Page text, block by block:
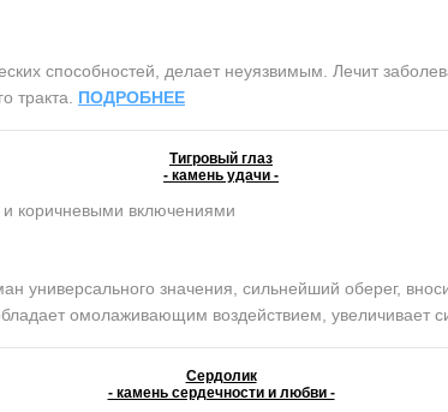
способностей, делает неуязвимым. Лечит
тракта. ПОДРОБНЕЕ
Тигровый глаз
- камень удачи -
коричневыми включениями
универсального значения, сильнейший оберег,
омолаживающим воздействием, увеличивает
Сердолик
- камень сердечности и любви -